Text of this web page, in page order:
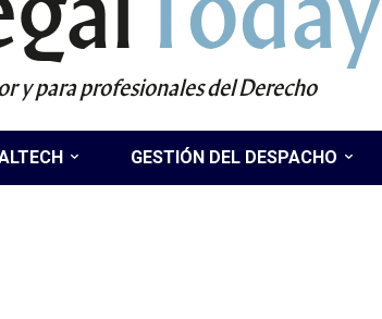
y para profesionales del Derecho
GESTIÓN DEL DESPACHO